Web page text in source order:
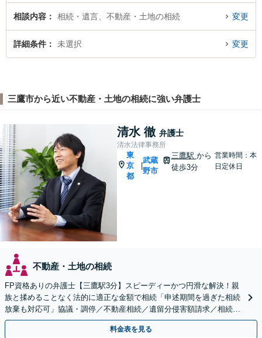
相談内容 相続・遺言、不動産・土地の相続 変更
詳細条件 未選択 変更
三鷹市から近い不動産・土地の相続に強い弁護士
清水 徹 弁護士
清水法律事務所
東
京
都
武蔵
野市
三鷹駅 から
徒歩3分
営業時間：本
日定休日
不動産・土地の相続
FP資格ありの弁護士【三鷹駅3分】スピーディーかつ円滑な解決！親
族と揉めることなく法的に適正な金額で相続「申述期間を過ぎた相続
放棄も対応可」協議・調停／不動産相続／遺留分侵害額請求／相続放
棄／遺言書作成【明確な報酬体系】【平日夜間OK】
料金表を見る